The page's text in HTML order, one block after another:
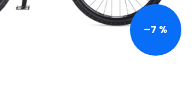
–7 %